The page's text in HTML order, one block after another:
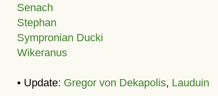
Senach
Stephan
Sympronian Ducki
Wikeranus
• Update: Gregor von Dekapolis, Lauduin